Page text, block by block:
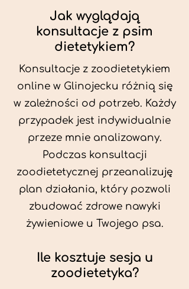
Jak wyglądają
konsultacje z psim
dietetykiem?
Konsultacje z zoodietetykiem
online w Glinojecku różnią się
w zależności od potrzeb. Każdy
przypadek jest indywidualnie
przeze mnie analizowany.
Podczas konsultacji
zoodietetycznej przeanalizuję
plan działania, który pozwoli
zbudować zdrowe nawyki
żywieniowe u Twojego psa.
Ile kosztuje sesja u
zoodietetyka?